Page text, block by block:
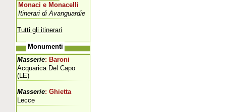
Monaci e Monacelli
Itinerari di Avanguardie
Tutti gli itinerari
Monumenti
Masserie: Baroni
Acquarica Del Capo
(LE)
Masserie: Ghietta
Lecce